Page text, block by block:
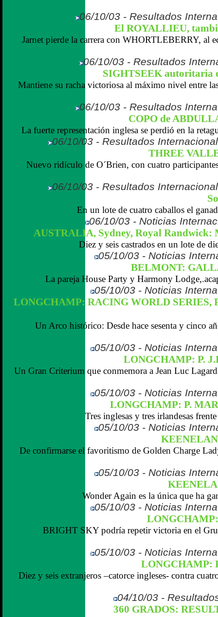
06/10/03 - Resultados
El ROYALLIEU,
Jarnet pierde la carrera con WHORTLEBERRY, al
06/10/03 - Resultados
SIGHTSEEK autoritaria
Mantiene su racha victoriosa al máximo nivel entre
06/10/03 - Resultados
COPO de
La fuerte representación inglesa se perdió en la
06/10/03 - Resultados
THREE
Nuevo ridículo de O´Brien, con cuatro
06/10/03 - Resultados
En un lote de cuatro caballos el
06/10/03 - Noticias
AUSTRALIA, Sydney, Royal Randwick:
Diez y seis castrados en un lote de
05/10/03 - Noticias
BELMONT:
La pareja House Party y Harmony
05/10/03 - Noticias
LONGCHAMP: RACING WORLD SERIES,
Un Arco histórico: Desde hace sesenta y cinco
05/10/03 - Noticias
LONGCHAMP: P.
Un Gran Criterium que conmemora a Jean Luc
05/10/03 - Noticias
LONGCHAMP: P.
Tres inglesas y tres irlandesas
05/10/03 - Noticias
De confirmarse el favoritismo de Golden Charge
05/10/03 - Noticias
Wonder Again es la única que ha
05/10/03 - Noticias
LONGCHAMP:
BRIGHT SKY podría repetir victoria en el
05/10/03 - Noticias
LONGCHAMP:
Diez y seis extranjeros –catorce ingleses- contra
04/10/03 -
360 GRADOS: